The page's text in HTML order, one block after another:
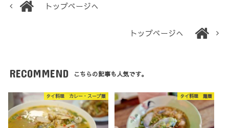
トップページへ
トップページへ
RECOMMEND こちらの記事も人気です。
タイ料理 カレー・スープ類 タイ料理 麺類